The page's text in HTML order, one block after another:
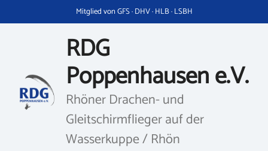
Inhalt
Mitglied von GFS · DHV · HLB · LSBH
RDG
Poppenhausen e.V.
Rhöner Drachen- und
Gleitschirmflieger auf der
Wasserkuppe / Rhön